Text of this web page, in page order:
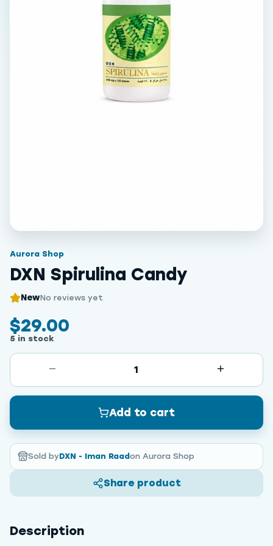
Aurora Shop
DXN Spirulina Candy
NewNo reviews yet
$29.00
5 in stock
1
Add to cart
Sold byDXN - Iman Raad on Aurora Shop
Share product
Description